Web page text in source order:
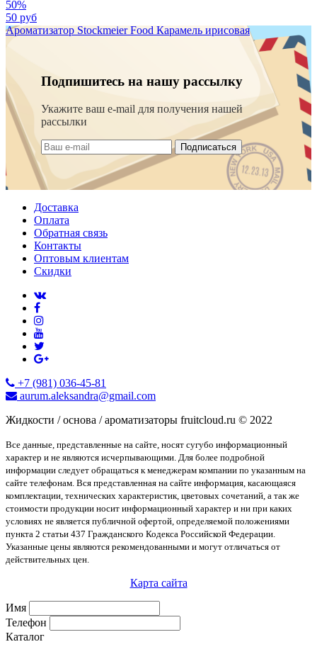
50%
50 руб
Ароматизатор Stockmeier Food Карамель ирисовая
Подпишитесь на нашу рассылку
Укажите ваш e-mail для получения нашей
рассылки
Подписаться
Доставка
Оплата
Обратная связь
Контакты
Оптовым клиентам
Скидки
+7 (981) 036-45-81
aurum.aleksandra@gmail.com
Жидкости / основа / ароматизаторы fruitcloud.ru © 2022
Все данные, представленные на сайте, носят сугубо информационный
характер и не являются исчерпывающими. Для более подробной
информации следует обращаться к менеджерам компании по указанным на
сайте телефонам. Вся представленная на сайте информация, касающаяся
комплектации, технических характеристик, цветовых сочетаний, а так же
стоимости продукции носит информационный характер и ни при каких
условиях не является публичной офертой, определяемой положениями
пункта 2 статьи 437 Гражданского Кодекса Российской Федерации.
Указанные цены являются рекомендованными и могут отличаться от
действительных цен.
Карта сайта
Имя
Телефон
Каталог